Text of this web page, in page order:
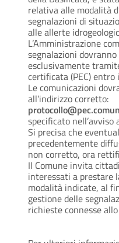
relativa alle modalità
segnalazioni di
alle allerte
L’Amministrazione
segnalazioni
esclusivamente
certificata (PEC)
Le comunicazioni
all’indirizzo corretto:
specificato nell’avviso
Si precisa che
precedentemente
non corretto, ora
Il Comune invita
interessati a prestare
modalità indicate, al
gestione delle
richieste connesse